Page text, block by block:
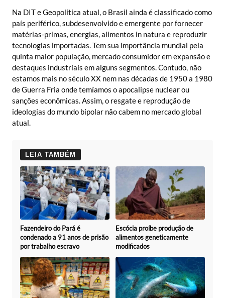
Na DIT e Geopolítica atual, o Brasil ainda é classificado como
país periférico, subdesenvolvido e emergente por fornecer
matérias-primas, energias, alimentos in natura e reproduzir
tecnologias importadas. Tem sua importância mundial pela
quinta maior população, mercado consumidor em expansão e
destaques industriais em alguns segmentos. Contudo, não
estamos mais no século XX nem nas décadas de 1950 a 1980
de Guerra Fria onde temíamos o apocalipse nuclear ou
sanções econômicas. Assim, o resgate e reprodução de
ideologias do mundo bipolar não cabem no mercado global
atual.
LEIA TAMBÉM
Fazendeiro do Pará é
condenado a 91 anos de prisão
por trabalho escravo
Escócia proíbe produção de
alimentos geneticamente
modificados